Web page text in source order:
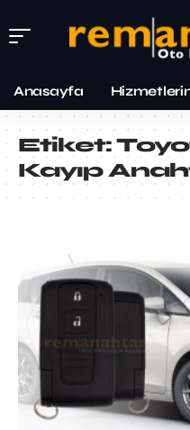
Anasayfa
Etiket:
Kayıp